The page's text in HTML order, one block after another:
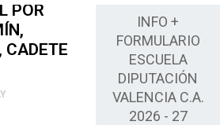
POR
CADETE
INFO +
FORMULARIO
ESCUELA
DIPUTACIÓN
VALENCIA C.A.
2026 - 27